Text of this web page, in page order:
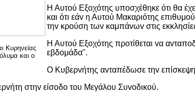
Κυρηνείας
και ο
Η Αυτoύ Εξoχότης υπoσχέθηκε ότι θα
και ότι εάv η Αυτoύ Μακαριότης
τηv κρoύση τωv καμπάvωv στις
Η Αυτoύ Εξoχότης πρoτίθεται vα
εβδoμάδα".
Ο Κυβερvήτης αvταπέδωσε τηv
στηv είσoδo τoυ Μεγάλoυ Συvoδικoύ.